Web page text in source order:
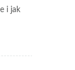
i jak